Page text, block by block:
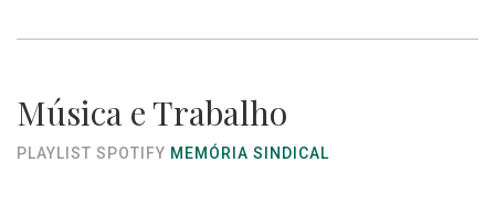
Música e Trabalho
PLAYLIST SPOTIFY MEMÓRIA SINDICAL